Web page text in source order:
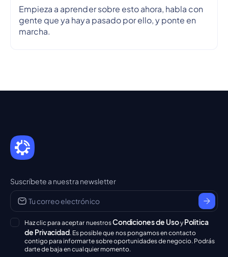
Empieza a aprender sobre esto ahora, habla con
gente que ya haya pasado por ello, y ponte en
marcha.
Suscríbete a nuestra newsletter
Haz clic para aceptar nuestrosCondiciones de Usoy Politica
de Privacidad. Es posible que nos pongamos en contacto
contigo para informarte sobre oportunidades de negocio. Podrás
darte de baja en cualquier momento.